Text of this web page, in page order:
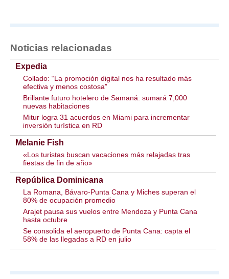
Noticias relacionadas
Expedia
Collado: “La promoción digital nos ha resultado más
efectiva y menos costosa”
Brillante futuro hotelero de Samaná: sumará 7,000
nuevas habitaciones
Mitur logra 31 acuerdos en Miami para incrementar
inversión turística en RD
Melanie Fish
«Los turistas buscan vacaciones más relajadas tras
fiestas de fin de año»
República Dominicana
La Romana, Bávaro-Punta Cana y Miches superan el
80% de ocupación promedio
Arajet pausa sus vuelos entre Mendoza y Punta Cana
hasta octubre
Se consolida el aeropuerto de Punta Cana: capta el
58% de las llegadas a RD en julio